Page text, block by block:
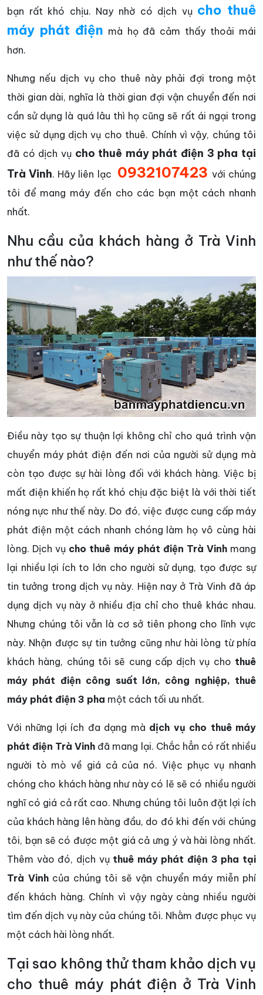
bạn rất khó chịu. Nay nhờ có dịch vụ cho thuê
máy phát điện mà họ đã cảm thấy thoải mái
hơn.
Nhưng nếu dịch vụ cho thuê này phải đợi trong một
thời gian dài, nghĩa là thời gian đợi vận chuyển đến nơi
cần sử dụng là quá lâu thì họ cũng sẽ rất ái ngại trong
việc sử dụng dịch vụ cho thuê. Chính vì vậy, chúng tôi
đã có dịch vụ cho thuê máy phát điện 3 pha tại
Trà Vinh. Hãy liên lạc 0932107423 với chúng
tôi để mang máy đến cho các bạn một cách nhanh
nhất.
Nhu cầu của khách hàng ở Trà Vinh
như thế nào?
Điều này tạo sự thuận lợi không chỉ cho quá trình vận
chuyển máy phát điện đến nơi của người sử dụng mà
còn tạo được sự hài lòng đối với khách hàng. Việc bị
mất điện khiến họ rất khó chịu đặc biệt là với thời tiết
nóng nực như thế này. Do đó, việc được cung cấp máy
phát điện một cách nhanh chóng làm họ vô cùng hài
lòng. Dịch vụ cho thuê máy phát điện Trà Vinhmang
lại nhiều lợi ích to lớn cho người sử dụng, tạo được sự
tin tưởng trong dịch vụ này. Hiện nay ở Trà Vinh đã áp
dụng dịch vụ này ở nhiều địa chỉ cho thuê khác nhau.
Nhưng chúng tôi vẫn là cơ sở tiên phong cho lĩnh vực
này. Nhận được sự tin tưởng cũng như hài lòng từ phía
khách hàng, chúng tôi sẽ cung cấp dịch vụ cho thuê
máy phát điện công suất lớn, công nghiệp, thuê
máy phát điện 3 pha một cách tối ưu nhất.
Với những lợi ích đa dạng mà dịch vụ cho thuê máy
phát điện Trà Vinh đã mang lại. Chắc hẳn có rất nhiều
người tò mò về giá cả của nó. Việc phục vụ nhanh
chóng cho khách hàng như này có lẽ sẽ có nhiều người
nghĩ có giá cả rất cao. Nhưng chúng tôi luôn đặt lợi ích
của khách hàng lên hàng đầu, do đó khi đến với chúng
tôi, bạn sẽ có được một giá cả ưng ý và hài lòng nhất.
Thêm vào đó, dịch vụ thuê máy phát điện 3 pha tại
Trà Vinhcủa chúng tôi sẽ vận chuyển máy miễn phí
đến khách hàng. Chính vì vậy ngày càng nhiều người
tìm đến dịch vụ này của chúng tôi. Nhằm được phục vụ
một cách hài lòng nhất.
Tại sao không thử tham khảo dịch vụ
cho thuê máy phát điện ở Trà Vinh